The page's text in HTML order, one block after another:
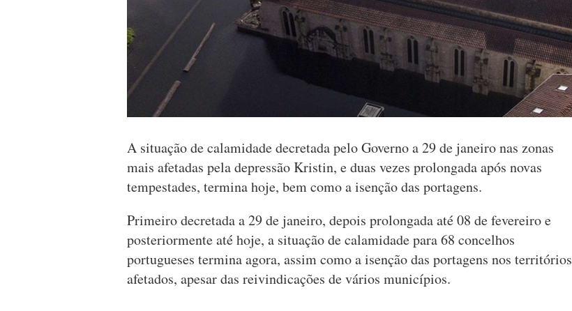
A situação de calamidade decretada pelo Governo a 29 de janeiro nas zonas
mais afetadas pela depressão Kristin, e duas vezes prolongada após novas
tempestades, termina hoje, bem como a isenção das portagens.
Primeiro decretada a 29 de janeiro, depois prolongada até 08 de fevereiro e
posteriormente até hoje, a situação de calamidade para 68 concelhos
portugueses termina agora, assim como a isenção das portagens nos territórios
afetados, apesar das reivindicações de vários municípios.